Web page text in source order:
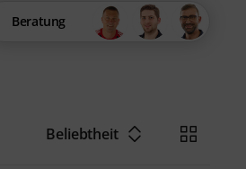
Beratung
Beliebtheit